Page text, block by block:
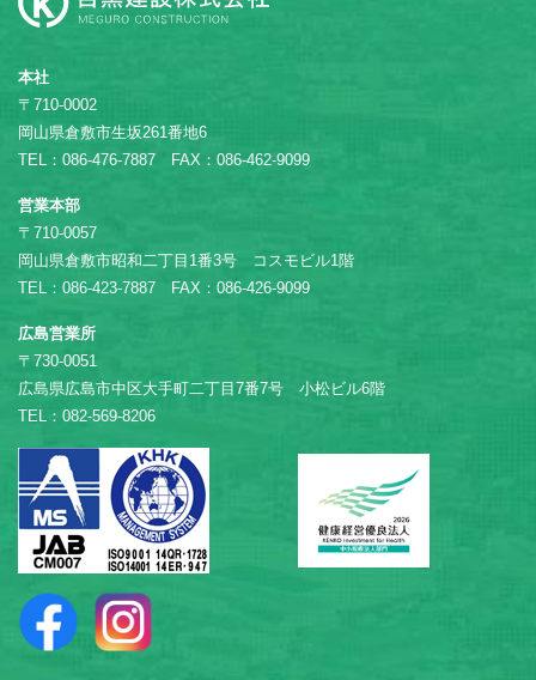
本社
〒710-0002
岡山県倉敷市生坂261番地6
TEL：086-476-7887 FAX：086-462-9099
営業本部
〒710-0057
岡山県倉敷市昭和二丁目1番3号 コスモビル1階
TEL：086-423-7887 FAX：086-426-9099
広島営業所
〒730-0051
広島県広島市中区大手町二丁目7番7号 小松ビル6階
TEL：082-569-8206